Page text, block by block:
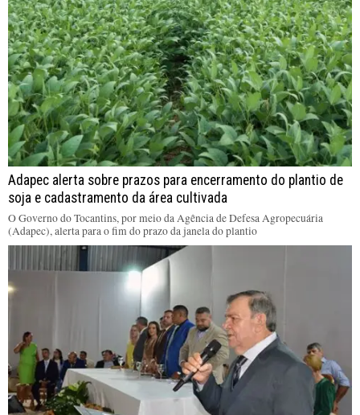
Adapec alerta sobre prazos para encerramento do plantio de
soja e cadastramento da área cultivada
O Governo do Tocantins, por meio da Agência de Defesa Agropecuária
(Adapec), alerta para o fim do prazo da janela do plantio